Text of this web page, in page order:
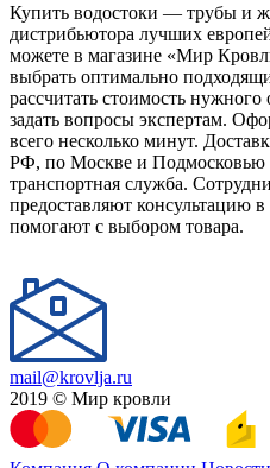
Купить водостоки — трубы и
дистрибьютора лучших
можете в магазине «Мир
выбрать оптимально
рассчитать стоимость
задать вопросы экспертам.
всего несколько минут.
РФ, по Москве и Подмосковью
транспортная служба.
предоставляют консультацию
помогают с выбором товара.
mail@krovlja.ru
2019 © Мир кровли